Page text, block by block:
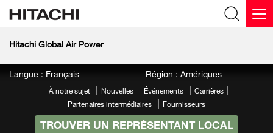
Hitachi Global Air Power
Langue : Français Région : Amériques
À notre sujet Nouvelles Événements
Carrières
Partenaires intermédiaires
Fournisseurs
TROUVER UN REPRÉSENTANT LOCAL